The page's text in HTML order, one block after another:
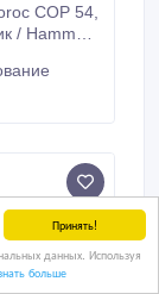
Принять!
данных. Используя
больше
COP 54,
номер: